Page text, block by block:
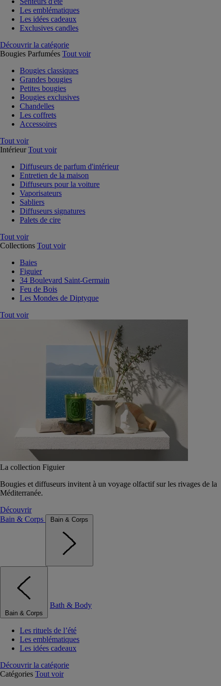
Les emblématiques
Les idées cadeaux
Exclusives candles
Découvrir la catégorie
Bougies Parfumées Tout voir
Bougies classiques
Grandes bougies
Petites bougies
Bougies exclusives
Chandelles
Les coffrets
Accessoires
Tout voir
Intérieur Tout voir
Diffuseurs de parfum d'intérieur
Entretien de la maison
Diffuseurs pour la voiture
Vaporisateurs
Sabliers
Diffuseurs signatures
Palets de cire
Tout voir
Collections Tout voir
Baies
Figuier
34 Boulevard Saint-Germain
Feu de Bois
Les Mondes de Diptyque
Tout voir
La collection Figuier
Bougies et diffuseurs invitent à un voyage olfactif sur les rivages de la
Méditerranée.
Découvrir
Bain & Corps
Bain & Corps
Bain & Corps
Bath & Body
Les rituels de l’été
Les emblématiques
Les idées cadeaux
Découvrir la catégorie
Catégories Tout voir